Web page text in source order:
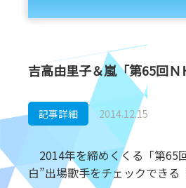
吉高由里子＆嵐「第65回
記事詳細 2014.12.15
2014年を締めくくる「第65
白”出場歌手をチェックできる